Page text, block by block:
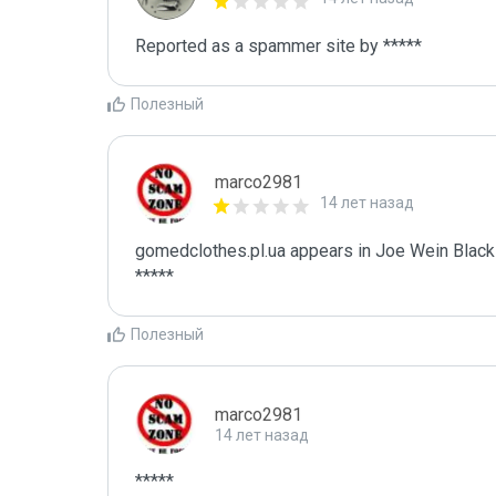
Reported as a spammer site by *****
Полезный
marco2981
14 лет назад
gomedclothes.pl.ua appears in Joe Wein
*****
Полезный
marco2981
14 лет назад
*****